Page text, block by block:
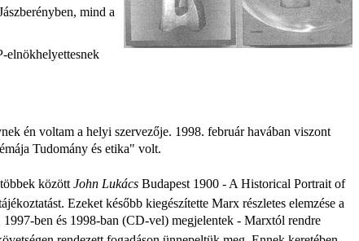
mind a
elnökhelyettesnek
én voltam a helyi szervezője. 1998. február havában viszont
Tudomány és etika" volt.
között John Lukács Budapest 1900 - A Historical Portrait of
Ezeket később kiegészítette Marx részletes elemzése a
ben és 1998-ban (CD-vel) megjelentek - Marxtól rendre